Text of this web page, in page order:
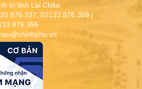
trị tỉnh Lai Châu
02133.876.359 |